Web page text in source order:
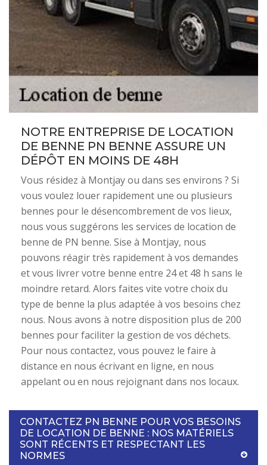
NOTRE ENTREPRISE DE LOCATION
DE BENNE PN BENNE ASSURE UN
DÉPÔT EN MOINS DE 48H
Vous résidez à Montjay ou dans ses environs ? Si
vous voulez louer rapidement une ou plusieurs
bennes pour le désencombrement de vos lieux,
nous vous suggérons les services de location de
benne de PN benne. Sise à Montjay, nous
pouvons réagir très rapidement à vos demandes
et vous livrer votre benne entre 24 et 48 h sans le
moindre retard. Alors faites vite votre choix du
type de benne la plus adaptée à vos besoins chez
nous. Nous avons à notre disposition plus de 200
bennes pour faciliter la gestion de vos déchets.
Pour nous contactez, vous pouvez le faire à
distance en nous écrivant en ligne, en nous
appelant ou en nous rejoignant dans nos locaux.
CONTACTEZ PN BENNE POUR VOS BESOINS
DE LOCATION DE BENNE : NOS MATÉRIELS
SONT RÉCENTS ET RESPECTANT LES
NORMES